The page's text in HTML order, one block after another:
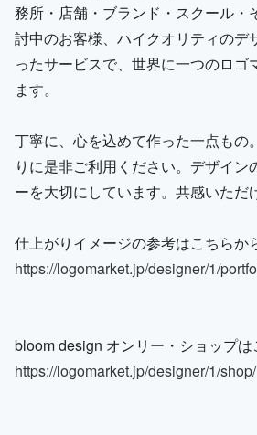
務所・店舗・ブランド・スクール・
討中のお客様、ハイクオリティのデ
ったサービスで、世界に一つのロゴ
ます。
丁寧に、心を込めて作った一点もの
りに是非ご利用ください。デザイン
ーを大切にしています。共感いただ
仕上がりイメージの参考はこちらか
https://logomarket.jp/designer/1/
bloom design オンリー・ショップは
https://logomarket.jp/designer/1/shop/